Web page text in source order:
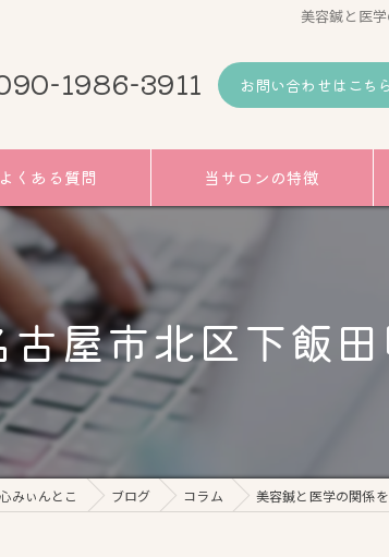
美容鍼と医
1986-3911 お問い合わせはこちら
よくある質問 当サロンの特徴
小顔
屋市北区下飯
みぃんとこ ブログ コラム 美容鍼と医学の関係